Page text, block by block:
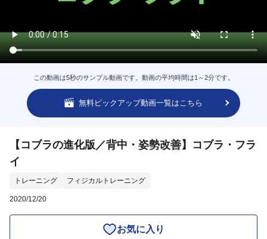
この動画は5秒のサンプル動画です。動画の平均時間は1～2分です。
無料ピックアップ動画一覧はこちら
【コブラの進化版／背中・姿勢改善】コブラ・フラ
イ
トレーニング フィジカルトレーニング
2020/12/20
お気に入り